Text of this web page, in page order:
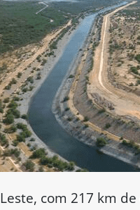
Leste, com 217 km